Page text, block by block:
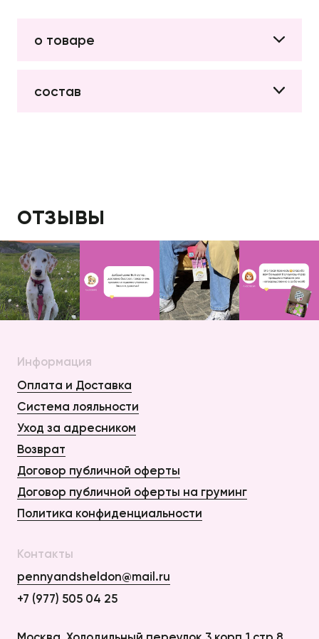
о товаре
состав
отзывы
Информация
Оплата и Доставка
Система лояльности
Уход за адресником
Возврат
Договор публичной оферты
Договор публичной оферты на груминг
Политика конфиденциальности
Контакты
pennyandsheldon@mail.ru
+7 (977) 505 04 25
Оплата и Доставка